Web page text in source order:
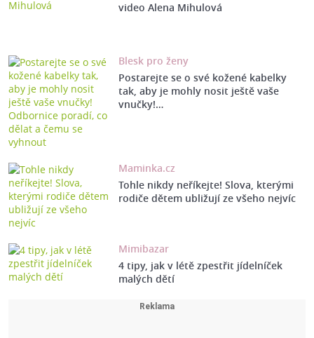
video Alena Mihulová
Blesk pro ženy
Postarejte se o své kožené kabelky
tak, aby je mohly nosit ještě vaše
vnučky!…
Maminka.cz
Tohle nikdy neříkejte! Slova, kterými
rodiče dětem ubližují ze všeho nejvíc
Mimibazar
4 tipy, jak v létě zpestřit jídelníček
malých dětí